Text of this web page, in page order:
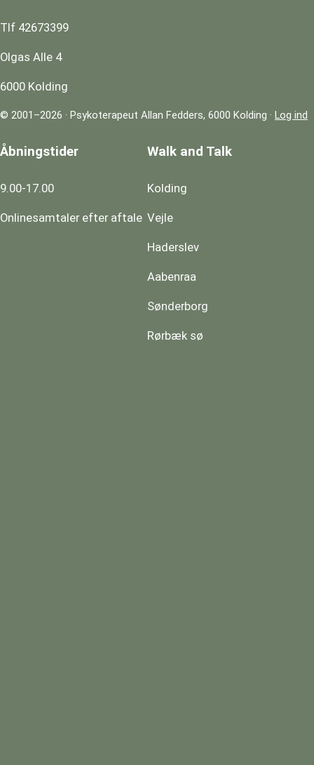
Tlf 42673399
Olgas Alle 4
6000 Kolding
© 2001–2026 · Psykoterapeut Allan Fedders, 6000 Kolding ·Log ind
Åbningstider
9.00-17.00
Onlinesamtaler efter aftale
Walk and Talk
Kolding
Vejle
Haderslev
Aabenraa
Sønderborg
Rørbæk sø